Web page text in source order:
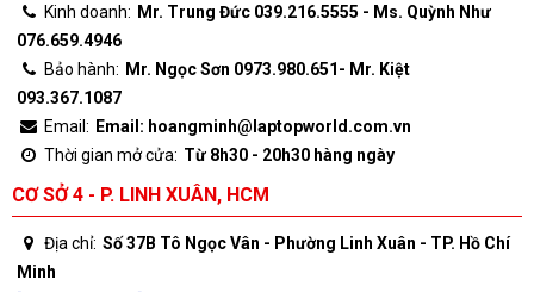
Kinh doanh: Mr. Trung Đức 039.216.5555 - Ms. Quỳnh Như
076.659.4946
Bảo hành: Mr. Ngọc Sơn 0973.980.651- Mr. Kiệt
093.367.1087
Email: Email: hoangminh@laptopworld.com.vn
Thời gian mở cửa: Từ 8h30 - 20h30 hàng ngày
CƠ SỞ 4 - P. LINH XUÂN, HCM
Địa chỉ: Số 37B Tô Ngọc Vân - Phường Linh Xuân - TP. Hồ Chí
Minh